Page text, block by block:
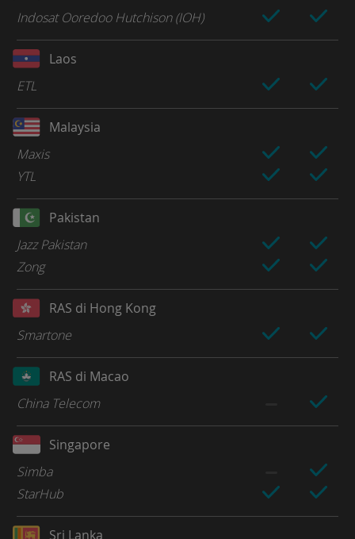
Indosat Ooredoo Hutchison (IOH)
Laos
ETL
Malaysia
Maxis
YTL
Pakistan
Jazz Pakistan
Zong
RAS di Hong Kong
Smartone
RAS di Macao
China Telecom
Singapore
Simba
StarHub
Sri Lanka